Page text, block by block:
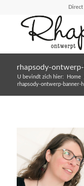
rhapsody-
U bevindt zich hier: Home
rhapsody-ontwerp-banner-